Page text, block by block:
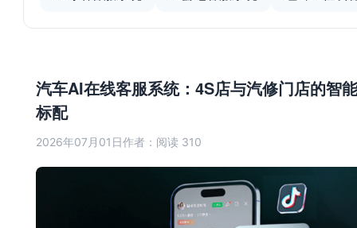
汽车AI在线客服系统：4S店与汽修门店的智
标配
2026年07月01日作者： 阅读 310